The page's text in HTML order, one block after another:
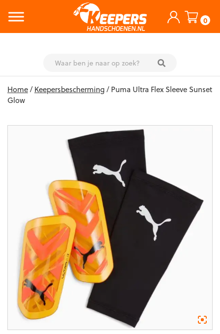
0
content
Home/Keepersbescherming/ Puma Ultra Flex Sleeve Sunset
Glow